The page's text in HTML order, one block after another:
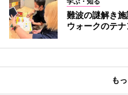
難波の謎解き
ウォークのテ
も